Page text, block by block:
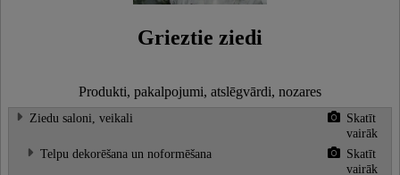
Grieztie ziedi
Produkti, pakalpojumi, atslēgvārdi, nozares
Ziedu saloni, veikali
Skatīt
vairāk
Telpu dekorēšana un noformēšana
Skatīt
vairāk